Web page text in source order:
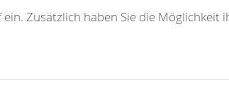
Zusätzlich haben Sie die Möglichkeit